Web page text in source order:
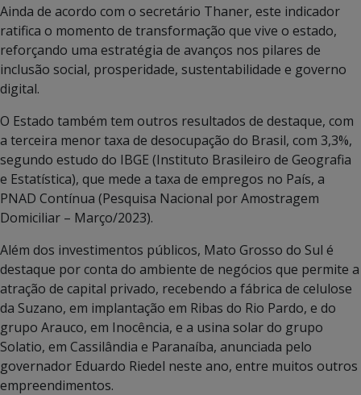
Ainda de acordo com o secretário Thaner, este indicador
ratifica o momento de transformação que vive o estado,
reforçando uma estratégia de avanços nos pilares de
inclusão social, prosperidade, sustentabilidade e governo
digital.
O Estado também tem outros resultados de destaque, com
a terceira menor taxa de desocupação do Brasil, com 3,3%,
segundo estudo do IBGE (Instituto Brasileiro de Geografia
e Estatística), que mede a taxa de empregos no País, a
PNAD Contínua (Pesquisa Nacional por Amostragem
Domiciliar – Março/2023).
Além dos investimentos públicos, Mato Grosso do Sul é
destaque por conta do ambiente de negócios que permite a
atração de capital privado, recebendo a fábrica de celulose
da Suzano, em implantação em Ribas do Rio Pardo, e do
grupo Arauco, em Inocência, e a usina solar do grupo
Solatio, em Cassilândia e Paranaíba, anunciada pelo
governador Eduardo Riedel neste ano, entre muitos outros
empreendimentos.